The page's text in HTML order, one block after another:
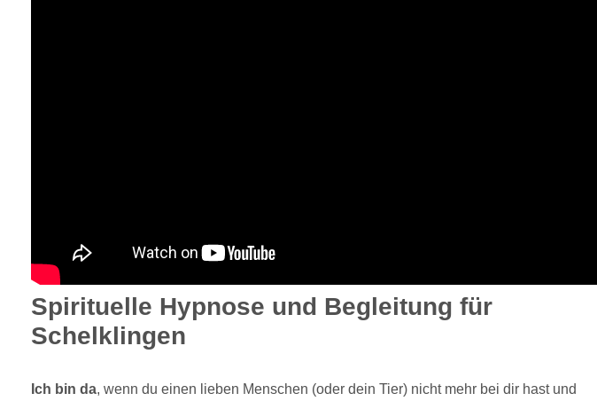
Spirituelle Hypnose und Begleitung für
Schelklingen
Ich bin da, wenn du einen lieben Menschen (oder dein Tier) nicht mehr bei dir hast und